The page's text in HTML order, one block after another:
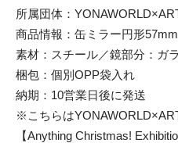
所属団体：
商品情報：缶ミラー円形57mm
素材：スチール／鏡部分：ガ
梱包：個別OPP袋入れ
納期：10営業日後に発送
※こちらは
【Anything Christmas!